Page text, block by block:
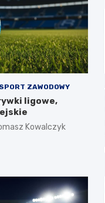
SPORT ZAWODOWY
ligowe,
Kowalczyk